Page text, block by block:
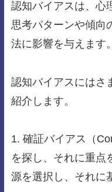
認知バイアスは、心
思考パターンや傾向
法に影響を与えます。
認知バイアスにはさ
紹介します。
1. 確証バイアス（
を探し、それに重点
源を選択し、それに